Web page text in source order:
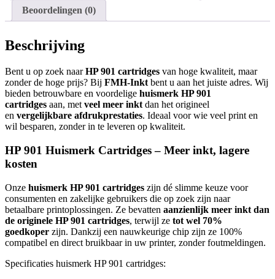
Beoordelingen (0)
Beschrijving
Bent u op zoek naarHP 901 cartridges van hoge kwaliteit, maar
zonder de hoge prijs? Bij FMH-Inkt bent u aan het juiste adres. Wij
bieden betrouwbare en voordelige huismerk HP 901
cartridges aan, met veel meer inkt dan het origineel
en vergelijkbare afdrukprestaties. Ideaal voor wie veel print en
wil besparen, zonder in te leveren op kwaliteit.
HP 901 Huismerk Cartridges – Meer inkt, lagere
kosten
Onze huismerk HP 901 cartridges zijn dé slimme keuze voor
consumenten en zakelijke gebruikers die op zoek zijn naar
betaalbare printoplossingen. Ze bevatten aanzienlijk meer inkt dan
de originele HP 901 cartridges, terwijl ze tot wel 70%
goedkoper zijn. Dankzij een nauwkeurige chip zijn ze 100%
compatibel en direct bruikbaar in uw printer, zonder foutmeldingen.
Specificaties huismerk HP 901 cartridges: